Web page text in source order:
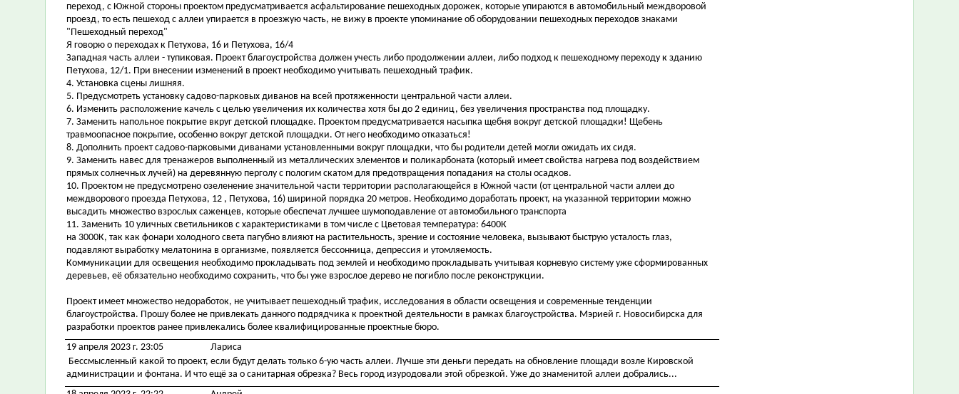
переход, с Южной стороны проектом предусматривается асфальтирование пешеходных дорожек, которые упираются в автомобильный междворовой
проезд, то есть пешеход с аллеи упирается в проезжую часть, не вижу в проекте упоминание об оборудовании пешеходных переходов знаками
"Пешеходный переход"
Я говорю о переходах к Петухова, 16 и Петухова, 16/4
Западная часть аллеи - тупиковая. Проект благоустройства должен учесть либо продолжении аллеи, либо подход к пешеходному переходу к зданию
Петухова, 12/1. При внесении изменений в проект необходимо учитывать пешеходный трафик.
4. Установка сцены лишняя.
5. Предусмотреть установку садово-парковых диванов на всей протяженности центральной части аллеи.
6. Изменить расположение качель с целью увеличения их количества хотя бы до 2 единиц, без увеличения пространства под площадку.
7. Заменить напольное покрытие вкруг детской площадке. Проектом предусматривается насыпка щебня вокруг детской площадки! Щебень
травмоопасное покрытие, особенно вокруг детской площадки. От него необходимо отказаться!
8. Дополнить проект садово-парковыми диванами установленными вокруг площадки, что бы родители детей могли ожидать их сидя.
9. Заменить навес для тренажеров выполненный из металлических элементов и поликарбоната (который имеет свойства нагрева под воздействием
прямых солнечных лучей) на деревянную перголу с пологим скатом для предотвращения попадания на столы осадков.
10. Проектом не предусмотрено озеленение значительной части территории располагающейся в Южной части (от центральной части аллеи до
междворового проезда Петухова, 12 , Петухова, 16) шириной порядка 20 метров. Необходимо доработать проект, на указанной территории можно
высадить множество взрослых саженцев, которые обеспечат лучшее шумоподавление от автомобильного транспорта
11. Заменить 10 уличных светильников с характеристиками в том числе с Цветовая температура: 6400К
на 3000К, так как фонари холодного света пагубно влияют на растительность, зрение и состояние человека, вызывают быструю усталость глаз,
подавляют выработку мелатонина в организме, появляется бессонница, депрессия и утомляемость.
Коммуникации для освещения необходимо прокладывать под землей и необходимо прокладывать учитывая корневую систему уже сформированных
деревьев, её обязательно необходимо сохранить, что бы уже взрослое дерево не погибло после реконструкции.
Проект имеет множество недоработок, не учитывает пешеходный трафик, исследования в области освещения и современные тенденции
благоустройства. Прошу более не привлекать данного подрядчика к проектной деятельности в рамках благоустройства. Мэрией г. Новосибирска для
разработки проектов ранее привлекались более квалифицированные проектные бюро.
19 апреля 2023 г. 23:05
Лариса
Бессмысленный какой то проект, если будут делать только 6-ую часть аллеи. Лучше эти деньги передать на обновление площади возле Кировской
администрации и фонтана. И что ещё за о санитарная обрезка? Весь город изуродовали этой обрезкой. Уже до знаменитой аллеи добрались...